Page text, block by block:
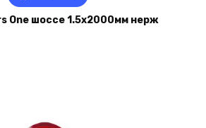
One шоссе 1.5х2000мм нерж